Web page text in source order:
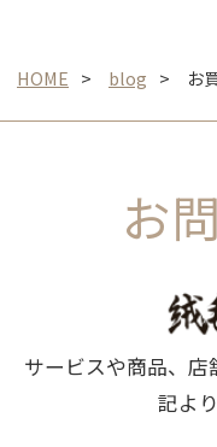
HOME blog お
お
サービスや商品、
記よ